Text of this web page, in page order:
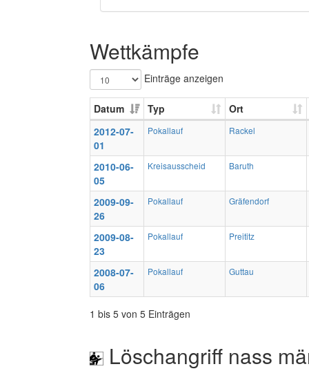
Wettkämpfe
Einträge anzeigen
Datum Typ
Ort
2012-07-
01
Pokallauf Rackel
2010-06-
05
Kreisausscheid Baruth
2009-09-
26
Pokallauf Gräfendorf
2009-08-
23
Pokallauf Preititz
2008-07-
06
Pokallauf Guttau
1 bis 5 von 5 Einträgen
Löschangriff nass